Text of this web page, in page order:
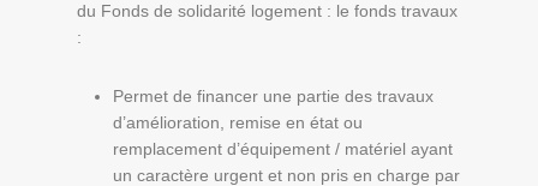
du Fonds de solidarité logement : le fonds travaux
:
Permet de financer une partie des travaux
d’amélioration, remise en état ou
remplacement d’équipement / matériel ayant
un caractère urgent et non pris en charge par